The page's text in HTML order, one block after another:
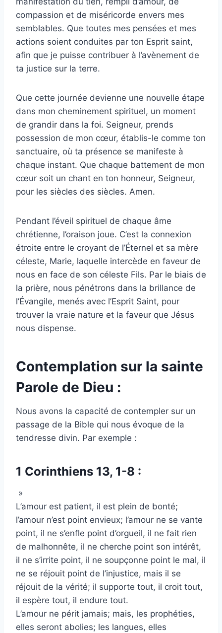
compassion et de miséricorde envers mes
semblables. Que toutes mes pensées et mes
actions soient conduites par ton Esprit saint,
afin que je puisse contribuer à l’avènement de
ta justice sur la terre.
Que cette journée devienne une nouvelle étape
dans mon cheminement spirituel, un moment
de grandir dans la foi. Seigneur, prends
possession de mon cœur, établis-le comme ton
sanctuaire, où ta présence se manifeste à
chaque instant. Que chaque battement de mon
cœur soit un chant en ton honneur, Seigneur,
pour les siècles des siècles. Amen.
Pendant l’éveil spirituel de chaque âme
chrétienne, l’oraison joue. C’est la connexion
étroite entre le croyant de l’Éternel et sa mère
céleste, Marie, laquelle intercède en faveur de
nous en face de son céleste Fils. Par le biais de
la prière, nous pénétrons dans la brillance de
l’Évangile, menés avec l’Esprit Saint, pour
trouver la vraie nature et la faveur que Jésus
nous dispense.
Contemplation sur la sainte
Parole de Dieu :
Nous avons la capacité de contempler sur un
passage de la Bible qui nous évoque de la
tendresse divin. Par exemple :
1 Corinthiens 13, 1-8 :
»
L’amour est patient, il est plein de bonté;
l’amour n’est point envieux; l’amour ne se vante
point, il ne s’enfle point d’orgueil, il ne fait rien
de malhonnête, il ne cherche point son intérêt,
il ne s’irrite point, il ne soupçonne point le mal, il
ne se réjouit point de l’injustice, mais il se
réjouit de la vérité; il supporte tout, il croit tout,
il espère tout, il endure tout.
L’amour ne périt jamais; mais, les prophéties,
elles seront abolies; les langues, elles